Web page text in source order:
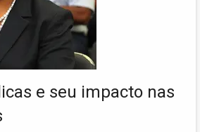
e seu impacto nas